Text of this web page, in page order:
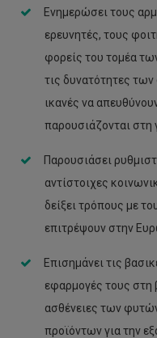
Ενημερώσει τους
ερευνητές, τους
φορείς του τομέα
τις δυνατότητες
ικανές να
παρουσιάζονται στη
Παρουσιάσει
αντίστοιχες
δείξει τρόπους με
επιτρέψουν στην
Επισημάνει τις
εφαρμογές τους στη
ασθένειες των
προϊόντων για την